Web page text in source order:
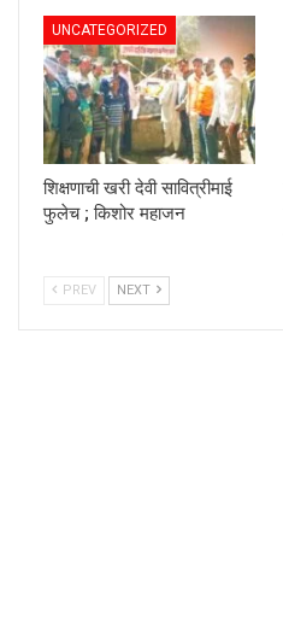
UNCATEGORIZED
शिक्षणाची खरी देवी सावित्रीमाई
फुलेच ; किशोर महाजन
PREV NEXT